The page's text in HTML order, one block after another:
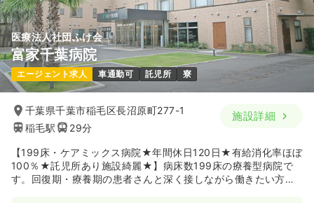
気になる 詳細を見る
医療法人社団ふけ会
富家千葉病院
エージェント求人 車通勤可 託児所 寮
千葉県千葉市稲毛区長沼原町277-1
稲毛駅
29分
施設詳細
【199床・ケアミックス病院★年間休日120日★有給消化率ほぼ
100％★託児所あり施設綺麗★】病床数199床の療養型病院で
す。回復期・療養期の患者さんと深く接しながら働きたい方に